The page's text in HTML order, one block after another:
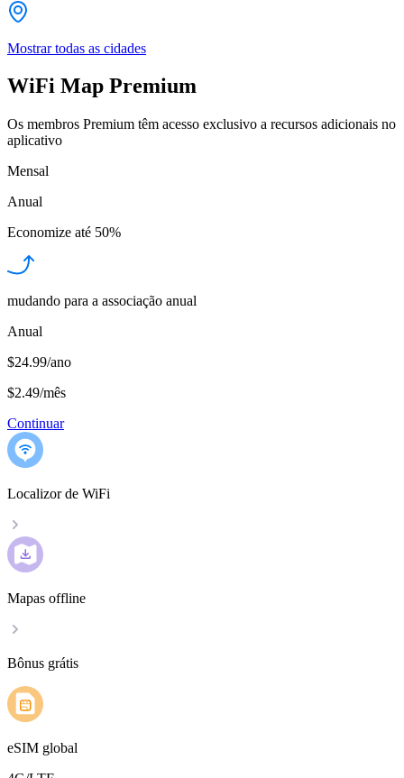
Mostrar todas as cidades
WiFi Map Premium
Os membros Premium têm acesso exclusivo a recursos adicionais no
aplicativo
Mensal
Anual
Economize até 50%
mudando para a associação anual
Anual
$24.99/ano
$2.49/mês
Continuar
Localizor de WiFi
Mapas offline
Bônus grátis
eSIM global